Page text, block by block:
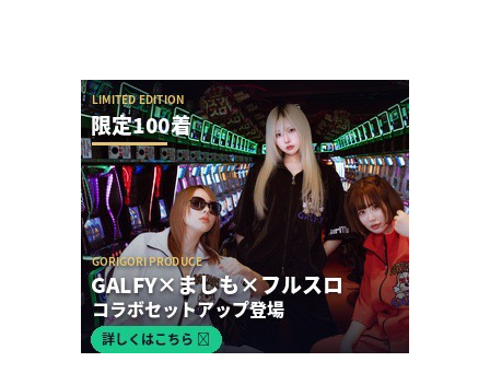
ユニバが「次回」という意味深画像をアップ！バ
ジリスクシリーズくるか？